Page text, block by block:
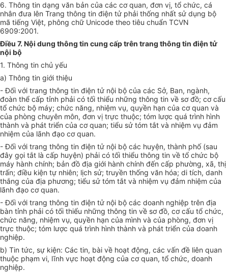
6. Thông tin dạng văn bản của các cơ quan, đơn vị, tổ chức, cá
nhân đưa lên Trang thông tin điện tử phải thống nhất sử dụng bộ
mã tiếng Việt, phông chữ Unicode theo tiêu chuẩn TCVN
6909:2001.
Điều 7. Nội dung thông tin cung cấp trên trang thông tin điện tử
nội bộ
1. Thông tin chủ yếu
a) Thông tin giới thiệu
- Đối với trang thông tin điện tử nội bộ của các Sở, Ban, ngành,
đoàn thể cấp tỉnh phải có tối thiểu những thông tin về sơ đồ; cơ cấu
tổ chức bộ máy; chức năng, nhiệm vụ, quyền hạn của cơ quan và
của phòng chuyên môn, đơn vị trực thuộc; tóm lược quá trình hình
thành và phát triển của cơ quan; tiểu sử tóm tắt và nhiệm vụ đảm
nhiệm của lãnh đạo cơ quan.
- Đối với trang thông tin điện tử nội bộ các huyện, thành phố (sau
đây gọi tắt là cấp huyện) phải có tối thiểu thông tin về tổ chức bộ
máy hành chính; bản đồ địa giới hành chính đến cấp phường, xã, thị
trấn; điều kiện tự nhiên; lịch sử; truyền thống văn hóa; di tích, danh
thắng của địa phương; tiểu sử tóm tắt và nhiệm vụ đảm nhiệm của
lãnh đạo cơ quan.
- Đối với trang thông tin điện tử nội bộ các doanh nghiệp trên địa
bàn tỉnh phải có tối thiểu những thông tin về sơ đồ, cơ cấu tổ chức,
chức năng, nhiệm vụ, quyền hạn của mình và của phòng, đơn vị
trực thuộc; tóm lược quá trình hình thành và phát triển của doanh
nghiệp.
b) Tin tức, sự kiện: Các tin, bài về hoạt động, các vấn đề liên quan
thuộc phạm vi, lĩnh vực hoạt động của cơ quan, tổ chức, doanh
nghiệp.